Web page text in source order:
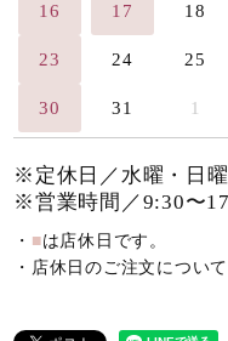
16 17 18
23 24 25
30 31 1
※定休日／水曜・日曜
※営業時間／9:30〜
・ ■は店休日です。
・店休日のご注文につい